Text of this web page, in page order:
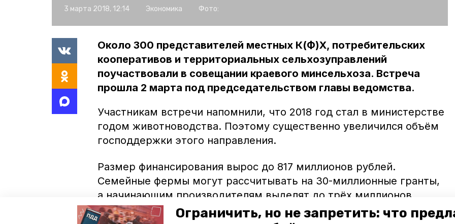
Ограничить, но не запретить: что
3 марта 2018, 12:14 Экономика Фото:
Около 300 представителей местных К(Ф)Х, потребительских
кооперативов и территориальных сельхозуправлений
поучаствовали в совещании краевого минсельхоза. Встреча
прошла 2 марта под председательством главы ведомства.
Участникам встречи напомнили, что 2018 год стал в министерстве
годом животноводства. Поэтому существенно увеличился объём
господдержки этого направления.
Размер финансирования вырос до 817 миллионов рублей.
Семейные фермы могут рассчитывать на 30-миллионные гранты,
а начинающим производителям выделят до трёх миллионов.
Напомним, на получение грантов будутпретендовать более 700